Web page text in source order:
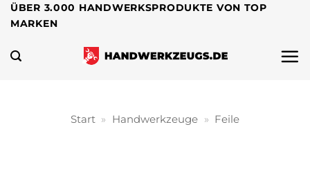
Zum
Inhalt
springen
ÜBER 3.000 HANDWERKSPRODUKTE VON TOP
MARKEN
Start » Handwerkzeuge » Feile